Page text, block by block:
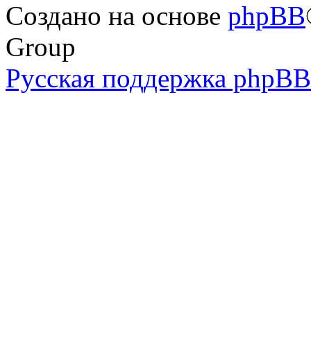
Создано на основе phpBB
Group
Русская поддержка phpBB